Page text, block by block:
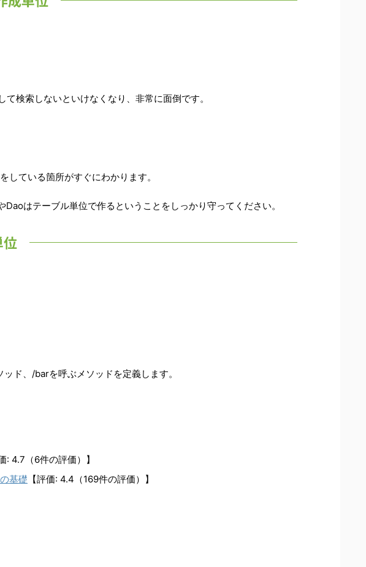
検索しないといけなくなり、非常に面倒です。
ている箇所がすぐにわかります。
はテーブル単位で作るということをしっかり守ってください。
ド、/barを呼ぶメソッドを定義します。
: 4.7（6件の評価）】
基礎 【評価: 4.4（169件の評価）】